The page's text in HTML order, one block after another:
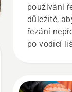
používání
důležité,
řezání
po vodicí
Podle